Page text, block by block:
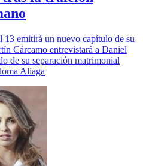
13 emitirá un nuevo capítulo de su
Cárcamo entrevistará a Daniel
de su separación matrimonial
Aliaga